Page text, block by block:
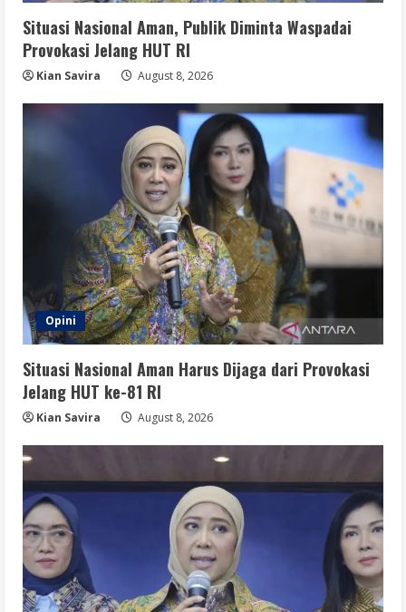
Situasi Nasional Aman, Publik Diminta Waspadai
Provokasi Jelang HUT RI
Kian Savira August 8, 2026
Opini
Situasi Nasional Aman Harus Dijaga dari Provokasi
Jelang HUT ke-81 RI
Kian Savira August 8, 2026